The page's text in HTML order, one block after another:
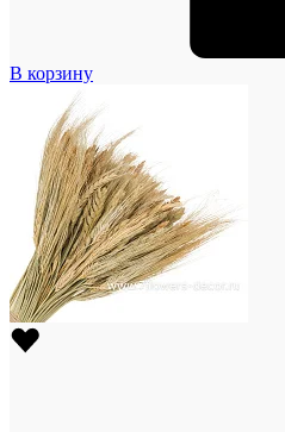
В корзину